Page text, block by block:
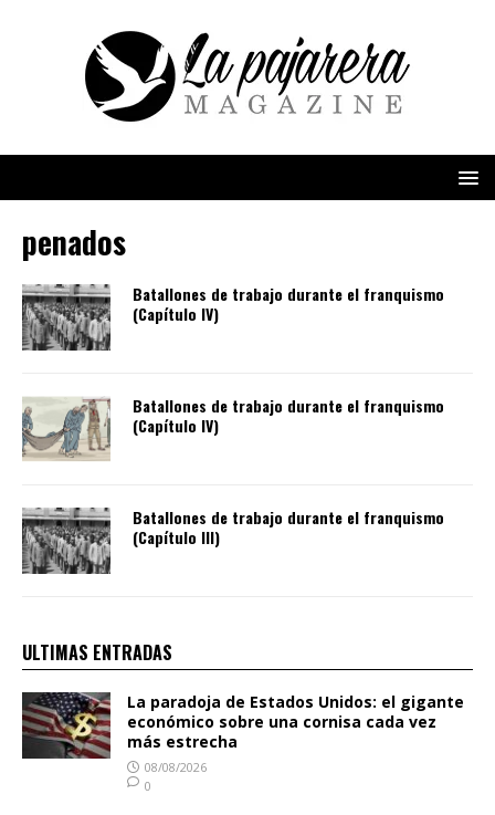
penados
Batallones de trabajo durante el franquismo
(Capítulo IV)
Batallones de trabajo durante el franquismo
(Capítulo IV)
Batallones de trabajo durante el franquismo
(Capítulo III)
ULTIMAS ENTRADAS
La paradoja de Estados Unidos: el gigante
económico sobre una cornisa cada vez
más estrecha
08/08/2026
0